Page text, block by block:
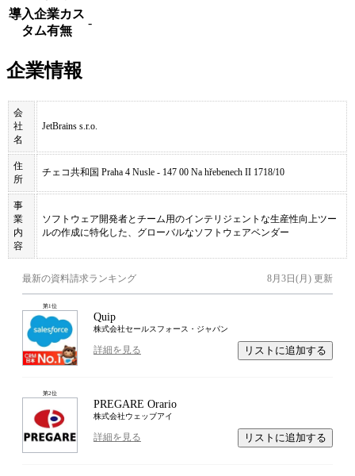
導入企業カス
タム有無
-
企業情報
会
社
名
JetBrains s.r.o.
住
所
チェコ共和国 Praha 4 Nusle - 147 00 Na hřebenech II 1718/10
事
業
内
容
ソフトウェア開発者とチーム用のインテリジェントな生産性向上ツー
ルの作成に特化した、グローバルなソフトウェアベンダー
最新の資料請求ランキング 8月3日(月) 更新
第1位
Quip
株式会社セールスフォース・ジャパン
詳細を見る リストに追加する
第2位
PREGARE Orario
株式会社ウェッブアイ
詳細を見る リストに追加する